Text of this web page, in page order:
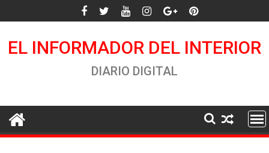
al
EL INFORMADOR DEL INTERIOR
DIARIO DIGITAL